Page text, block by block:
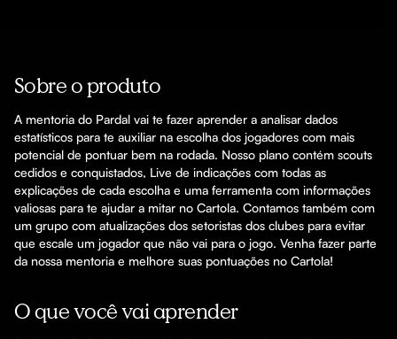
Sobre o produto
A mentoria do Pardal vai te fazer aprender a analisar dados
estatísticos para te auxiliar na escolha dos jogadores com mais
potencial de pontuar bem na rodada. Nosso plano contém scouts
cedidos e conquistados, Live de indicações com todas as
explicações de cada escolha e uma ferramenta com informações
valiosas para te ajudar a mitar no Cartola. Contamos também com
um grupo com atualizações dos setoristas dos clubes para evitar
que escale um jogador que não vai para o jogo. Venha fazer parte
da nossa mentoria e melhore suas pontuações no Cartola!
O que você vai aprender